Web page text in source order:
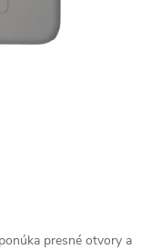
presné otvory a